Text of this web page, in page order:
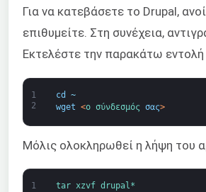
Για να κατεβάσετε το Drupal,
επιθυμείτε. Στη συνέχεια,
Εκτελέστε την παρακάτω
1
2
cd
~
wget <ο σύνδεσμός σας>
Μόλις ολοκληρωθεί η λήψη του
1 tar xzvf drupal*